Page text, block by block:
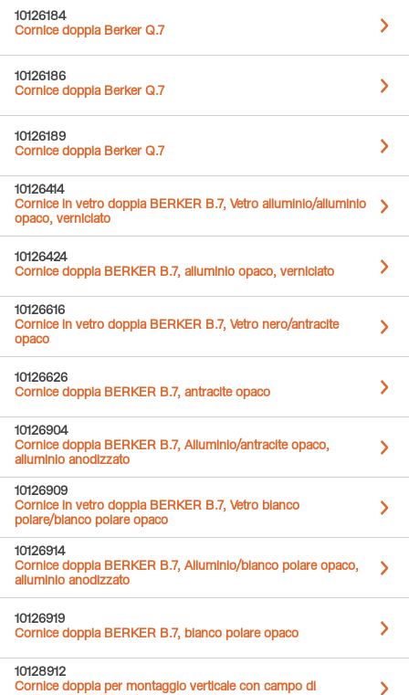
10126184
Cornice doppia Berker Q.7
10126186
Cornice doppia Berker Q.7
10126189
Cornice doppia Berker Q.7
10126414
Cornice in vetro doppia BERKER B.7, Vetro alluminio/alluminio
opaco, verniciato
10126424
Cornice doppia BERKER B.7, alluminio opaco, verniciato
10126616
Cornice in vetro doppia BERKER B.7, Vetro nero/antracite
opaco
10126626
Cornice doppia BERKER B.7, antracite opaco
10126904
Cornice doppia BERKER B.7, Alluminio/antracite opaco,
alluminio anodizzato
10126909
Cornice in vetro doppia BERKER B.7, Vetro bianco
polare/bianco polare opaco
10126914
Cornice doppia BERKER B.7, Alluminio/bianco polare opaco,
alluminio anodizzato
10126919
Cornice doppia BERKER B.7, bianco polare opaco
10128912
Cornice doppia per montaggio verticale con campo di